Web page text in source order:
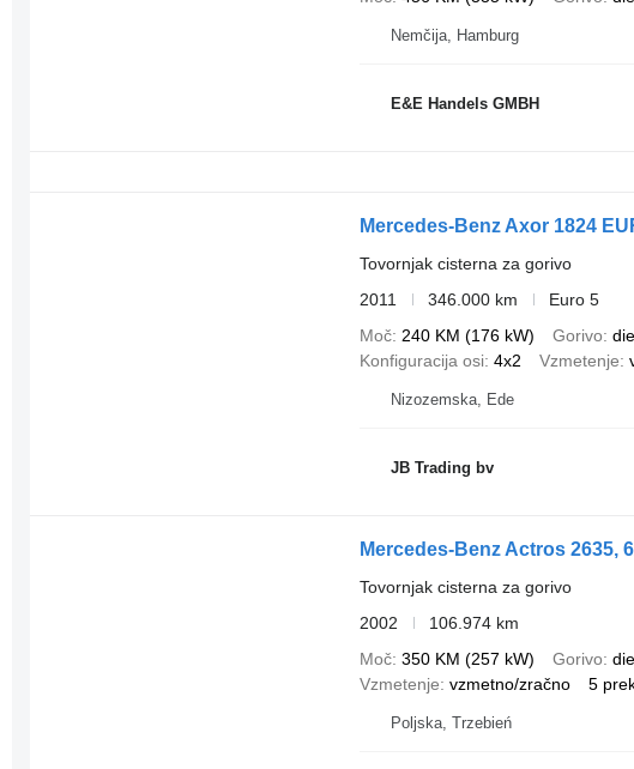
Nemčija, Hamburg
E&E Handels GMBH
Mercedes-Benz Axor 1824
Tovornjak cisterna za gorivo
2011
346.000 km
Euro 5
Moč 240 KM (176 kW) Gorivo
Konfiguracija osi 4x2 Vzmetenje
Nizozemska, Ede
JB Trading bv
Mercedes-Benz Actros 2635,
Tovornjak cisterna za gorivo
2002
106.974 km
Moč 350 KM (257 kW) Gorivo
Vzmetenje vzmetno/zračno 5
Poljska, Trzebień